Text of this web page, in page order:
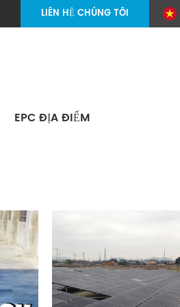
LIÊN HỆ CHÚNG TÔI
EPC ĐỊA ĐIỂM